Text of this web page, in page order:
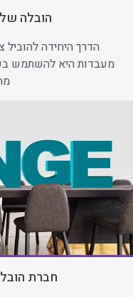
הובלה
הדרך היחידה להוביל
מעבדות היא להשתמש
חברת